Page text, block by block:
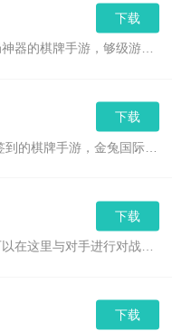
下载
够级游戏手机版是一款约局神器的棋牌手游，够级游戏手机版里面玩家可以在这里约其他好友一起玩。在这里有经典够级游戏、牛牛够级游戏、正宗够级游戏、本地够级游戏、言方够级游戏等等玩法，都是任何玩家都可以玩的。,是yn下载最新推荐的安卓游戏。
下载
金兔国际2023是一款天天签到的棋牌手游，金兔国际2023里面你可以在这里连续签到多少天，连续签到可以获得对应的奖励，而且还的已累计总签到天数，当已累计总签到天数到达1000天的时候，你就可以获得丰富的大礼包，一起来和二舅们玩玩吧。,是yn下载最新推荐的安卓游戏。
下载
棋牌游戏大厅旧版是一款可以在这里与对手进行对战的棋牌手游，棋牌游戏大厅旧版里面任何一种玩法都是可以随机匹配的。在这里你可以每日签到来获得奖励，连续签到的时间越多获得的奖励也就越多，随时随地和自己的二舅一起来玩玩吧。,是yn下载最新推荐的安卓游戏。
下载